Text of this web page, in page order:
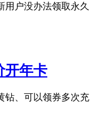
用户没办法领取永久
开年卡
钻、可以领券多次充